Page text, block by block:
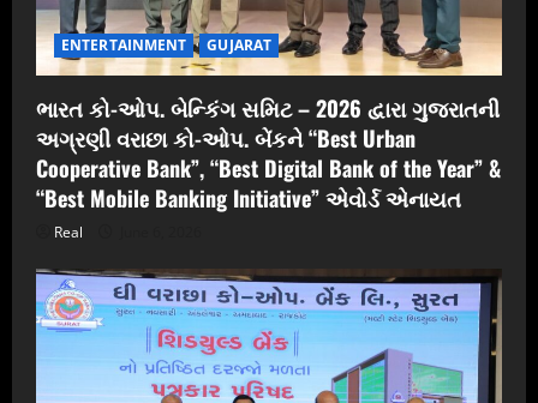
ENTERTAINMENT GUJARAT
ભારત કો-ઓપ. બેન્કિંગ સમિટ – 2026 દ્વારા ગુજરાતની
અગ્રણી વરાછા કો-ઓપ. બેંકને “Best Urban
Cooperative Bank”, “Best Digital Bank of the Year” &
“Best Mobile Banking Initiative” એવોર્ડ એનાયત
Real